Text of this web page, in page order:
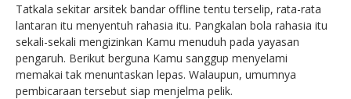
Tatkala sekitar arsitek bandar offline tentu terselip, rata-rata
lantaran itu menyentuh rahasia itu. Pangkalan bola rahasia itu
sekali-sekali mengizinkan Kamu menuduh pada yayasan
pengaruh. Berikut berguna Kamu sanggup menyelami
memakai tak menuntaskan lepas. Walaupun, umumnya
pembicaraan tersebut siap menjelma pelik.